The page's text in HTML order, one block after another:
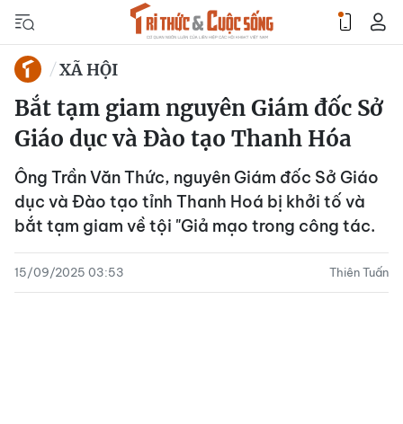
XÃ HỘI
Bắt tạm giam nguyên Giám đốc Sở
Giáo dục và Đào tạo Thanh Hóa
Ông Trần Văn Thức, nguyên Giám đốc Sở Giáo
dục và Đào tạo tỉnh Thanh Hoá bị khởi tố và
bắt tạm giam về tội "Giả mạo trong công tác.
15/09/2025 03:53 Thiên Tuấn